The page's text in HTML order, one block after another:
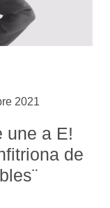
2021
une a E!
de